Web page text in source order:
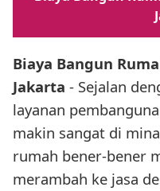
Biaya Bangun
Jakarta - Sejalan
layanan
makin sangat di
rumah bener-bener
merambah ke jasa